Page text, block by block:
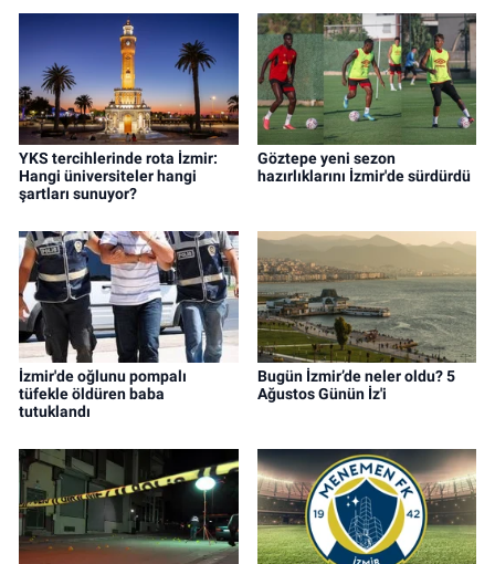
YKS tercihlerinde rota İzmir:
Hangi üniversiteler hangi
şartları sunuyor?
Göztepe yeni sezon
hazırlıklarını İzmir'de sürdürdü
İzmir'de oğlunu pompalı
tüfekle öldüren baba
tutuklandı
Bugün İzmir’de neler oldu? 5
Ağustos Günün İz'i